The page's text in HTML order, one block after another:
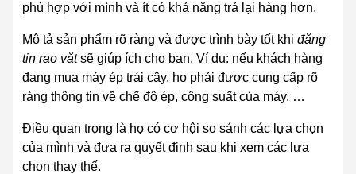
phù hợp với mình và ít có khả năng trả lại hàng hơn.
Mô tả sản phẩm rõ ràng và được trình bày tốt khi đăng
tin rao vặtsẽ giúp ích cho bạn. Ví dụ: nếu khách hàng
đang mua máy ép trái cây, họ phải được cung cấp rõ
ràng thông tin về chế độ ép, công suất của máy, …
Điều quan trọng là họ có cơ hội so sánh các lựa chọn
của mình và đưa ra quyết định sau khi xem các lựa
chọn thay thế.